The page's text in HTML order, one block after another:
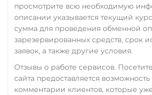
RUB
просмотрите всю необходимую
описании указывается текущий
сумма для проведения обменной
зарезервированных средств, срок
заявок, а также другие условия.
Отзывы о работе сервисов.
сайта предоставляется
комментарии клиентов, которые